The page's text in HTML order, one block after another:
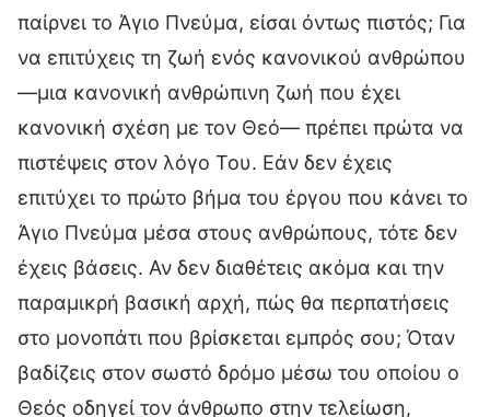
παίρνει το Άγιο Πνεύμα, είσαι όντως πιστός; Για
να επιτύχεις τη ζωή ενός κανονικού ανθρώπου
—μια κανονική ανθρώπινη ζωή που έχει
κανονική σχέση με τον Θεό— πρέπει πρώτα να
πιστέψεις στον λόγο Του. Εάν δεν έχεις
επιτύχει το πρώτο βήμα του έργου που κάνει το
Άγιο Πνεύμα μέσα στους ανθρώπους, τότε δεν
έχεις βάσεις. Αν δεν διαθέτεις ακόμα και την
παραμικρή βασική αρχή, πώς θα περπατήσεις
στο μονοπάτι που βρίσκεται εμπρός σου; Όταν
βαδίζεις στον σωστό δρόμο μέσω του οποίου ο
Θεός οδηγεί τον άνθρωπο στην τελείωση,